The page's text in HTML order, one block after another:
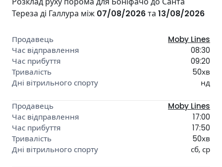
Тереза ді Галлура між 07/08/2026та 13/08/2026
Moby Lines
08:30
09:20
50хв
нд
Moby Lines
17:00
17:50
50хв
сб, ср